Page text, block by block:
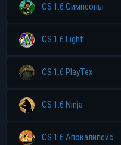
CS 1.6 Симпсоны
CS 1.6 Light
CS 1.6 PlayTex
CS 1.6 Ninja
CS 1.6 Апокалипсис